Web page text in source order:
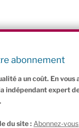
P
ar
ta
abonnement
a un coût. En
indépendant expert
du site : Abonnez-vous